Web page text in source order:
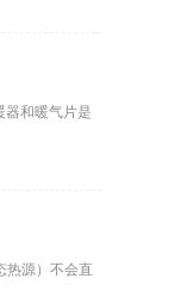
器和暖气片是
热源）不会直